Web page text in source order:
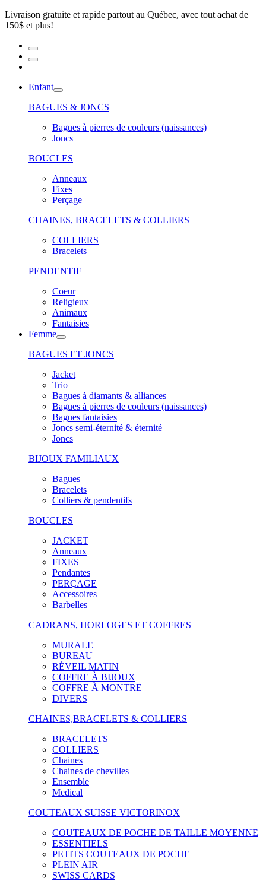
Livraison gratuite et rapide partout au Québec, avec tout achat de
150$ et plus!
Enfant
BAGUES & JONCS
Bagues à pierres de couleurs (naissances)
Joncs
BOUCLES
Anneaux
Fixes
Perçage
CHAINES, BRACELETS & COLLIERS
COLLIERS
Bracelets
PENDENTIF
Coeur
Religieux
Animaux
Fantaisies
Femme
BAGUES ET JONCS
Jacket
Trio
Bagues à diamants & alliances
Bagues à pierres de couleurs (naissances)
Bagues fantaisies
Joncs semi-éternité & éternité
Joncs
BIJOUX FAMILIAUX
Bagues
Bracelets
Colliers & pendentifs
BOUCLES
JACKET
Anneaux
FIXES
Pendantes
PERÇAGE
Accessoires
Barbelles
CADRANS, HORLOGES ET COFFRES
MURALE
BUREAU
RÉVEIL MATIN
COFFRE À BIJOUX
COFFRE À MONTRE
DIVERS
CHAINES,BRACELETS & COLLIERS
BRACELETS
COLLIERS
Chaines
Chaines de chevilles
Ensemble
Medical
COUTEAUX SUISSE VICTORINOX
COUTEAUX DE POCHE DE TAILLE MOYENNE
ESSENTIELS
PETITS COUTEAUX DE POCHE
PLEIN AIR
SWISS CARDS